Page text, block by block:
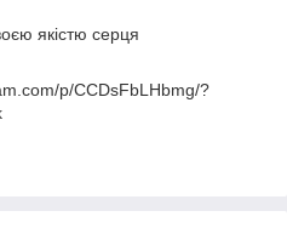
якістю серця
p/CCDsFbLHbmg/?